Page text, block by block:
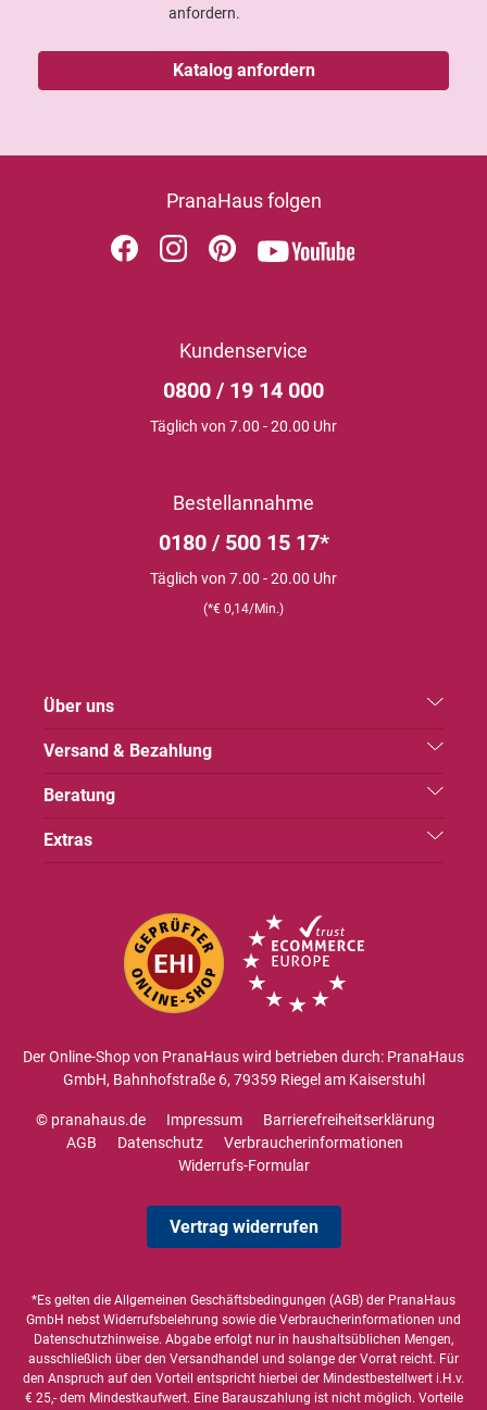
anfordern.
Katalog anfordern
PranaHaus folgen
Kundenservice
0800 / 19 14 000
Täglich von 7.00 - 20.00 Uhr
Bestellannahme
0180 / 500 15 17*
Täglich von 7.00 - 20.00 Uhr
(*€ 0,14/Min.)
Über uns
Versand & Bezahlung
Beratung
Extras
Der Online-Shop von PranaHaus wird betrieben durch: PranaHaus
GmbH, Bahnhofstraße 6, 79359 Riegel am Kaiserstuhl
© pranahaus.de Impressum
Barrierefreiheitserklärung
AGB
Datenschutz
Verbraucherinformationen
Widerrufs-Formular
Vertrag widerrufen
*Es gelten die Allgemeinen Geschäftsbedingungen (AGB) der PranaHaus
GmbH nebst Widerrufsbelehrung sowie die Verbraucherinformationen und
Datenschutzhinweise. Abgabe erfolgt nur in haushaltsüblichen Mengen,
ausschließlich über den Versandhandel und solange der Vorrat reicht. Für
den Anspruch auf den Vorteil entspricht hierbei der Mindestbestellwert i.H.v.
€ 25,- dem Mindestkaufwert. Eine Barauszahlung ist nicht möglich. Vorteile